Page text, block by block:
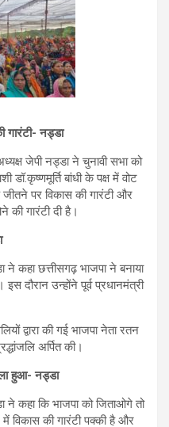
नड्डा
जेपी नड्डा ने चुनावी सभा को
डॉ.कृष्णमूर्ति बांधी के पक्ष में वोट
पर विकास की गारंटी और
की गारंटी दी है।
कहा छत्तीसगढ़ भाजपा ने बनाया
दौरान उन्होंने पूर्व प्रधानमंत्री
द्वारा की गई भाजपा नेता रतन
अर्पित की।
हुआ- नड्डा
कहा कि भाजपा को जिताओगे तो
में विकास की गारंटी पक्की है और